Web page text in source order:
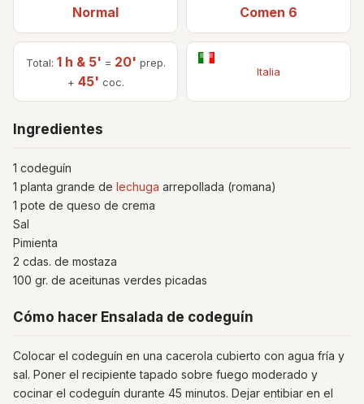
Normal Comen 6
Total: 1 h & 5' = 20' prep.
+ 45' coc.
Italia
Ingredientes
1 codeguín
1 planta grande de lechuga arrepollada (romana)
1 pote de queso de crema
Sal
Pimienta
2 cdas. de mostaza
100 gr. de aceitunas verdes picadas
Cómo hacer Ensalada de codeguín
Colocar el codeguín en una cacerola cubierto con agua fría y
sal. Poner el recipiente tapado sobre fuego moderado y
cocinar el codeguín durante 45 minutos. Dejar entibiar en el